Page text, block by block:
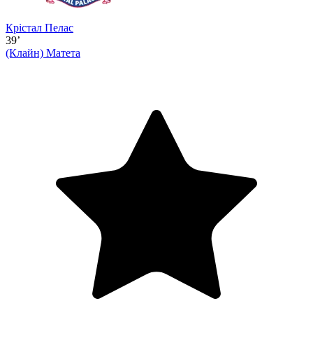
Крістал Пелас
39’
(Клайн) Матета